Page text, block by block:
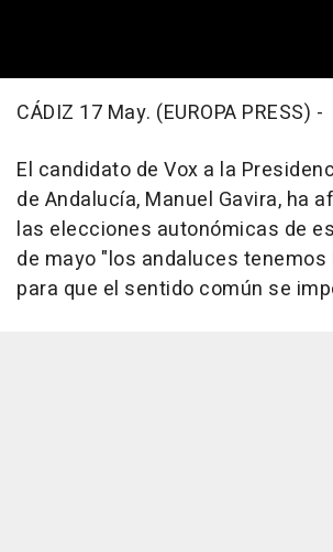
CÁDIZ 17 May. (EUROPA PRESS) -
El candidato de Vox a la
de Andalucía, Manuel Gavira, ha
las elecciones autonómicas de
de mayo "los andaluces tenemos
para que el sentido común se